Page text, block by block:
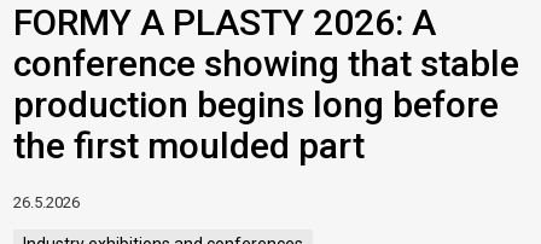
FORMY A PLASTY 2026: A
conference showing that stable
production begins long before
the first moulded part
26.5.2026